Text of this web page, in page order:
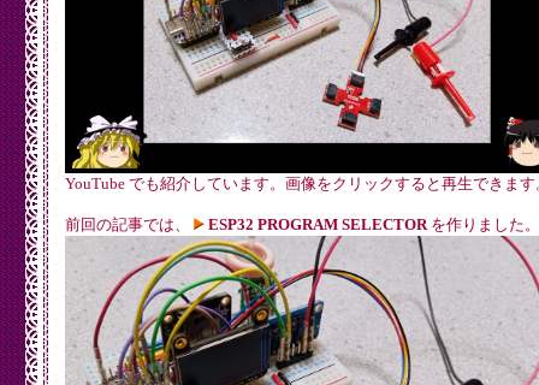
YouTube でも紹介しています。画像をクリックすると再生できます
前回の記事では、 ESP32 PROGRAM SELECTORを作りました。